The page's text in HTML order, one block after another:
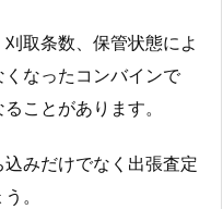
取条数、保管状態によ
なったコンバインで
ことがあります。
みだけでなく出張査定
。